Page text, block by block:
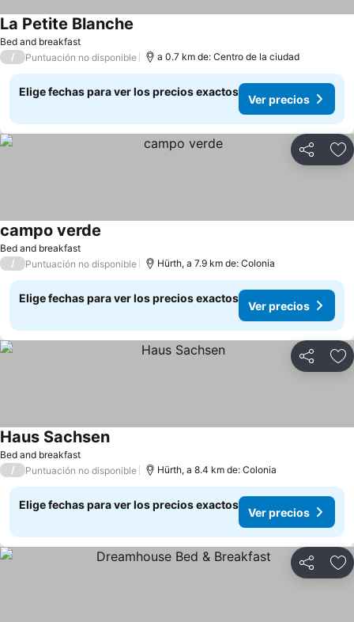
Bed and breakfast
La Petite Blanche
/ Puntuación no disponible a 0.7 km de: Centro de la ciudad
Elige fechas para ver los precios exactos
Ver precios
Compartir
Bed and breakfast
campo verde
/ Puntuación no disponible Hürth, a 7.9 km de: Colonia
Elige fechas para ver los precios exactos
Ver precios
Compartir
Bed and breakfast
Haus SachsenVer precios
/ Puntuación no disponible Hürth, a 8.4 km de: Colonia
Elige fechas para ver los precios exactos
Ver precios
Compartir